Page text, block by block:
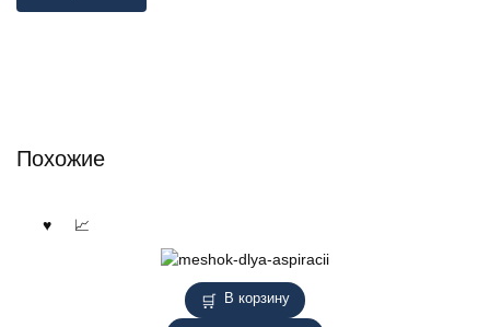
Похожие
В корзину